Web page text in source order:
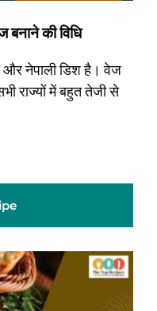
की विधि
और नेपाली डिश है। वेज
राज्यों में बहुत तेजी से